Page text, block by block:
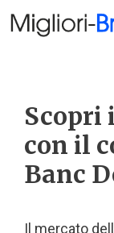
Scopri
con il
Banc
Il mercato